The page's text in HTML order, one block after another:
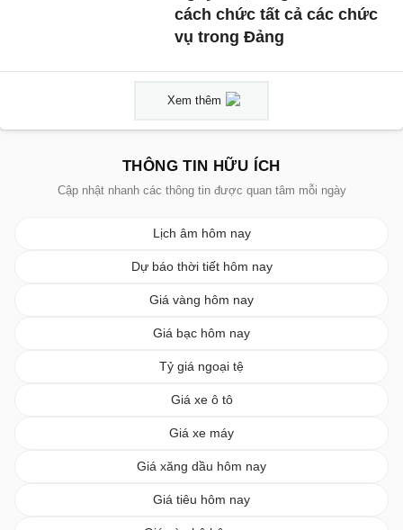
cách chức tất cả các chức
vụ trong Đảng
Xem thêm
THÔNG TIN HỮU ÍCH
Cập nhật nhanh các thông tin được quan tâm mỗi ngày
Lịch âm hôm nay
Dự báo thời tiết hôm nay
Giá vàng hôm nay
Giá bạc hôm nay
Tỷ giá ngoại tệ
Giá xe ô tô
Giá xe máy
Giá xăng dầu hôm nay
Giá tiêu hôm nay